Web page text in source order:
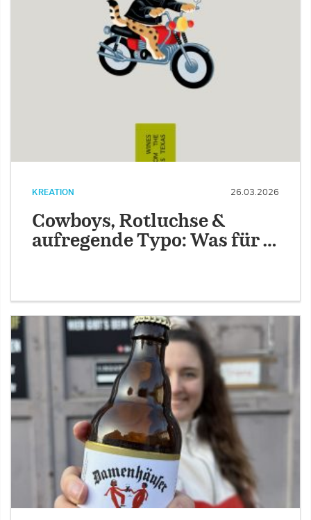
KREATION 26.03.2026
Cowboys, Rotluchse &
aufregende Typo: Was für …